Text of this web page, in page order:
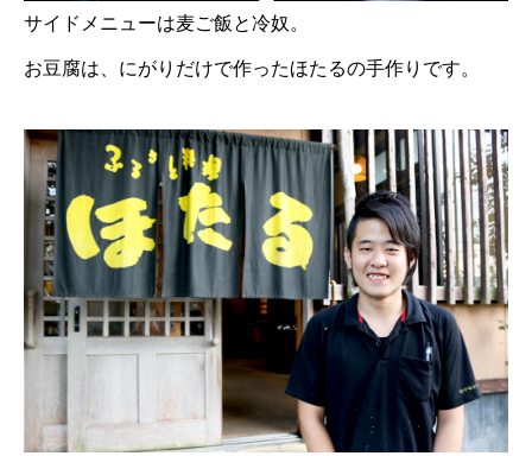
サイドメニューは麦ご飯と冷奴。
お豆腐は、にがりだけで作ったほたるの手作りです。